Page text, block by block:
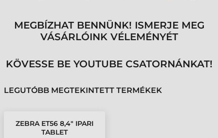
MEGBÍZHAT BENNÜNK! ISMERJE MEG
VÁSÁRLÓINK VÉLEMÉNYÉT
KÖVESSE BE YOUTUBE CSATORNÁNKAT!
LEGUTÓBB MEGTEKINTETT TERMÉKEK
ZEBRA ET56 8,4" IPARI
TABLET